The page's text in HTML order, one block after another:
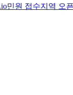
민원 접수지역 오